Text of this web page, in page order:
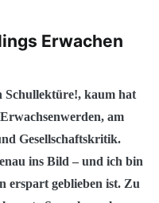
Erwachen
Schullektüre!, kaum hat
am
Gesellschaftskritik.
ins Bild – und ich bin
erspart geblieben ist. Zu